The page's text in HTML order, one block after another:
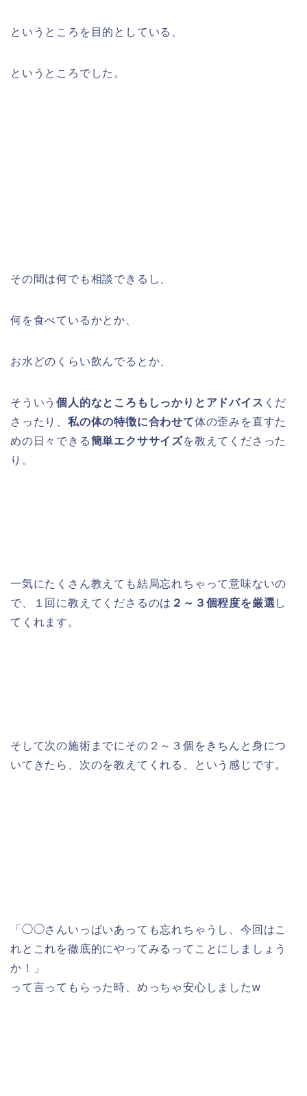
というところを目的としている、
というところでした。
その間は何でも相談できるし、
何を食べているかとか、
お水どのくらい飲んでるとか、
そういう個人的なところもしっかりとアドバイス くだ
さったり、 私の体の特徴に合わせて体の歪みを直すた
めの日々できる簡単エクササイズを教えてくださった
り。
一気にたくさん教えても結局忘れちゃって意味ないの
で、１回に教えてくださるのは ２～３個程度を厳選 し
てくれます。
そして次の施術までにその２～３個をきちんと身につ
いてきたら、次のを教えてくれる、という感じです。
「◯◯さんいっぱいあっても忘れちゃうし、今回はこ
れとこれを徹底的にやってみるってことにしましょう
か！」
って言ってもらった時、めっちゃ安心しましたw